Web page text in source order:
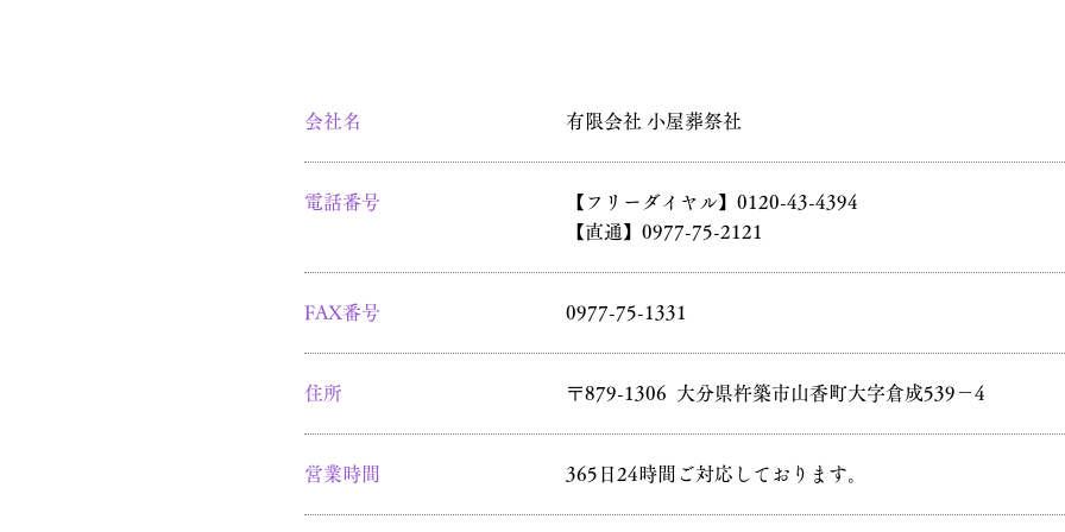
会社名 有限会社 小屋葬祭社
電話番号
【フリーダイヤル】0120-43-4394
【直通】0977-75-2121
FAX番号 0977-75-1331
住所 〒879-1306 大分県杵築市山香町大字倉成539－4
営業時間 365日24時間ご対応しております。